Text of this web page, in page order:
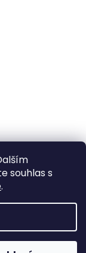
souhlas s
.